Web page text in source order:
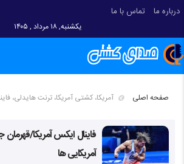
درباره ما تماس با ما
یکشنبه, ۱۸ مرداد , ۱۴۰۵
صفحه اصلی آمریکا، کشتی آمریکا، ترنت هایدلی،
فاینال ایکس آمریکا/
آمریکایی ها